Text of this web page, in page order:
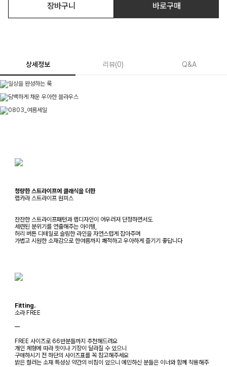
장바구니 바로구매
상세정보 리뷰(0) Q&A
청량한 스트라이프에 클래식을 더한
랩카라 스트라이프 원피스
잔잔한 스트라이프패턴과 랩디자인이 어우러져 단정하면서도
세련된 분위기를 연출해주는 아이템,
허리 버튼 디테일로 슬림한 라인을 자연스럽게 잡아주며
가볍고 시원한 소재감으로 한여름까지 쾌적하고 우아하게 즐기기 좋답니다
Fitting.
소라 FREE
ㅡ
FREE 사이즈로 66반분들까지 추천해드려요
개인 체형에 따라 핏이나 기장이 달라질 수 있으니
구매하시기 전 하단의 사이즈표를 꼭 참고해주세요
밝은 컬러는 소재 특성상 약간의 비침이 있으니 예민하신 분들은 이너와 함께 착용해주